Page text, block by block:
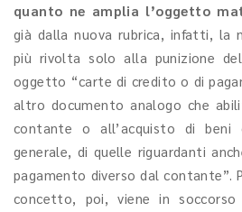
quanto ne amplia l’oggetto
già dalla nuova rubrica, infatti, la
più rivolta solo alla punizione
oggetto “carte di credito o di
altro documento analogo che
contante o all’acquisto di beni
generale, di quelle riguardanti
pagamento diverso dal contante”.
concetto, poi, viene in